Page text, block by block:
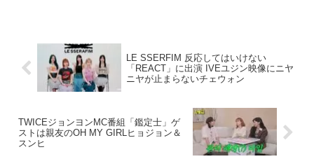
LE SSERFIM 反応してはいけない
「REACT」に出演 IVEユジン映像にニヤ
ニヤが止まらないチェウォン
TWICEジョンヨンMC番組「鑑定士」ゲ
ストは親友のOH MY GIRLヒョジョン＆
スンヒ